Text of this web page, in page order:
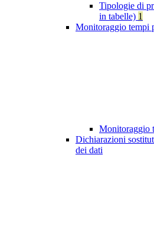
Tipologie di
in tabelle) 1
Monitoraggio tempi
Monitoraggio
Dichiarazioni
dei dati